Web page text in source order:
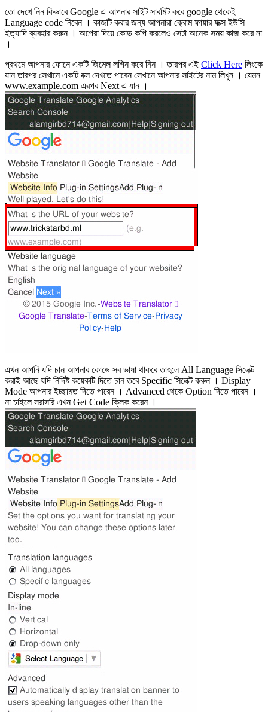
তো দেখে নিন কিভাবে Google এ আপনার সাইট সাবমিট করে google থেকেই
Language code নিবেন । কাজটি করার জন্য আপনারা ক্রোম ফায়ার ফক্স ইউসি
ইত্যাদি ব্যবহার করুন । অপেরা দিয়ে কোড কপি করলেও সেটা অনেক সময় কাজ করে না
।
প্রথমে আপনার ফোনে একটি জিমেল লগিন করে নিন । তারপর এই Click Here লিংকে
যান তারপর সেখানে একটি বক্স দেখতে পাবেন সেখানে আপনার সাইটের নাম লিখুন । যেমন
www.example.com এরপর Next এ যান ।
এখন আপনি যদি চান আপনার কোডে সব ভাষা থাকবে তাহলে All Language সিলেক্ট
করাই আছে যদি নির্দিষ্ট কয়েকটি দিতে চান তবে Specific সিলেক্ট করুন । Display
Mode আপনার ইচ্ছামত দিতে পারেন । Advanced থেকে Option দিতে পারেন ।
না চাইলে সরাসরি এখন Get Code ক্লিক করেন ।